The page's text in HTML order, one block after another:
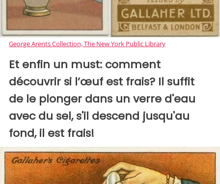
George Arents Collection, The New York Public Library
Et enfin un must: comment
découvrir si l’œuf est frais? Il suffit
de le plonger dans un verre d'eau
avec du sel, s'il descend jusqu'au
fond, il est frais!